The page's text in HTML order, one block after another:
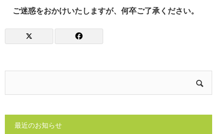
ご迷惑をおかけいたしますが、何卒ご了承ください。
最近のお知らせ